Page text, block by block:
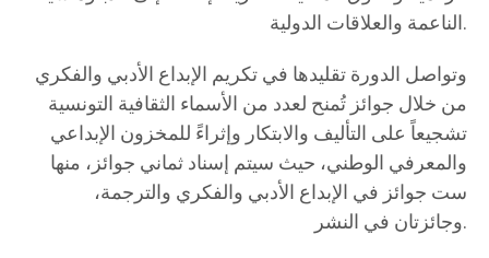
الناعمة والعلاقات الدولية.
وتواصل الدورة تقليدها في تكريم الإبداع الأدبي والفكري
من خلال جوائز تُمنح لعدد من الأسماء الثقافية التونسية
تشجيعاً على التأليف والابتكار وإثراءً للمخزون الإبداعي
والمعرفي الوطني، حيث سيتم إسناد ثماني جوائز، منها
ست جوائز في الإبداع الأدبي والفكري والترجمة،
وجائزتان في النشر.